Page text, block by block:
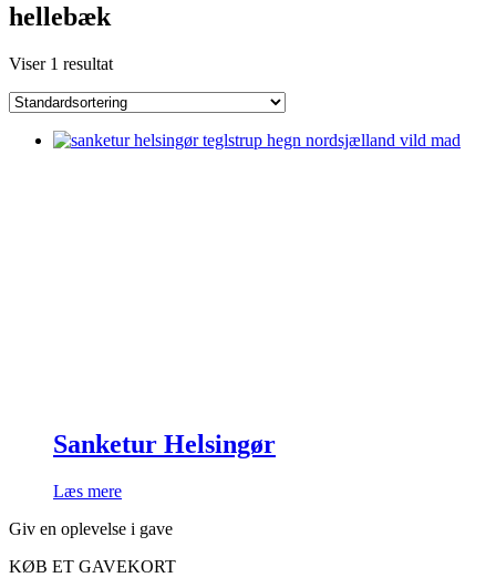
hellebæk
Viser 1 resultat
Sanketur Helsingør
Læs mere
Giv en oplevelse i gave
KØB ET GAVEKORT